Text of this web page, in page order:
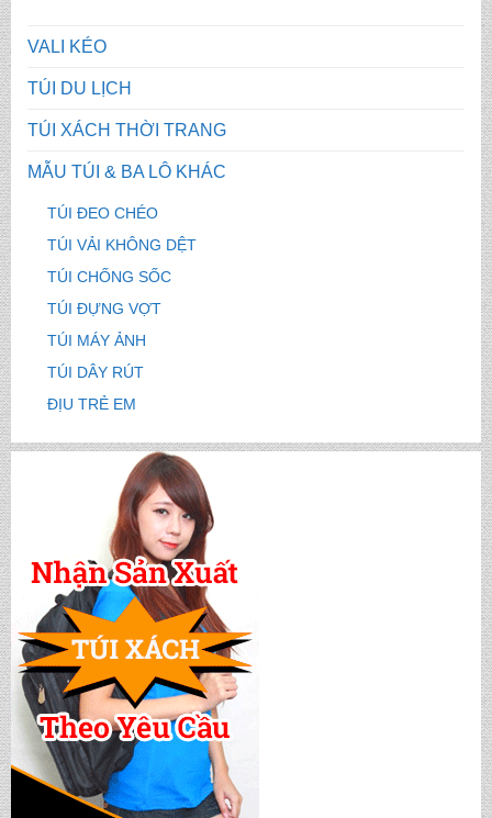
VALI KÉO
TÚI DU LỊCH
TÚI XÁCH THỜI TRANG
MẪU TÚI & BA LÔ KHÁC
TÚI ĐEO CHÉO
TÚI VẢI KHÔNG DỆT
TÚI CHỐNG SỐC
TÚI ĐỰNG VỢT
TÚI MÁY ẢNH
TÚI DÂY RÚT
ĐỊU TRẺ EM
CẶP HỌC SINH MS: TN 5016
CẶP HỌC SINH MS: TN 5015